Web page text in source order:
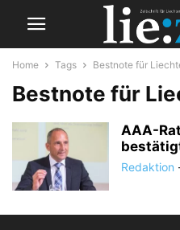
Home Tags Bestnote für
Bestnote für
AAA-
Redaktion